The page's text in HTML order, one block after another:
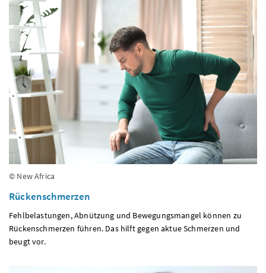
© New Africa
Rückenschmerzen
Fehlbelastungen, Abnützung und Bewegungsmangel können zu
Rückenschmerzen führen. Das hilft gegen aktue Schmerzen und
beugt vor.